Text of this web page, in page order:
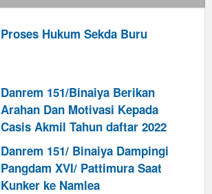
Proses Hukum Sekda Buru
Danrem 151/Binaiya Berikan
Arahan Dan Motivasi Kepada
Casis Akmil Tahun daftar 2022
Danrem 151/ Binaiya Dampingi
Pangdam XVI/ Pattimura Saat
Kunker ke Namlea